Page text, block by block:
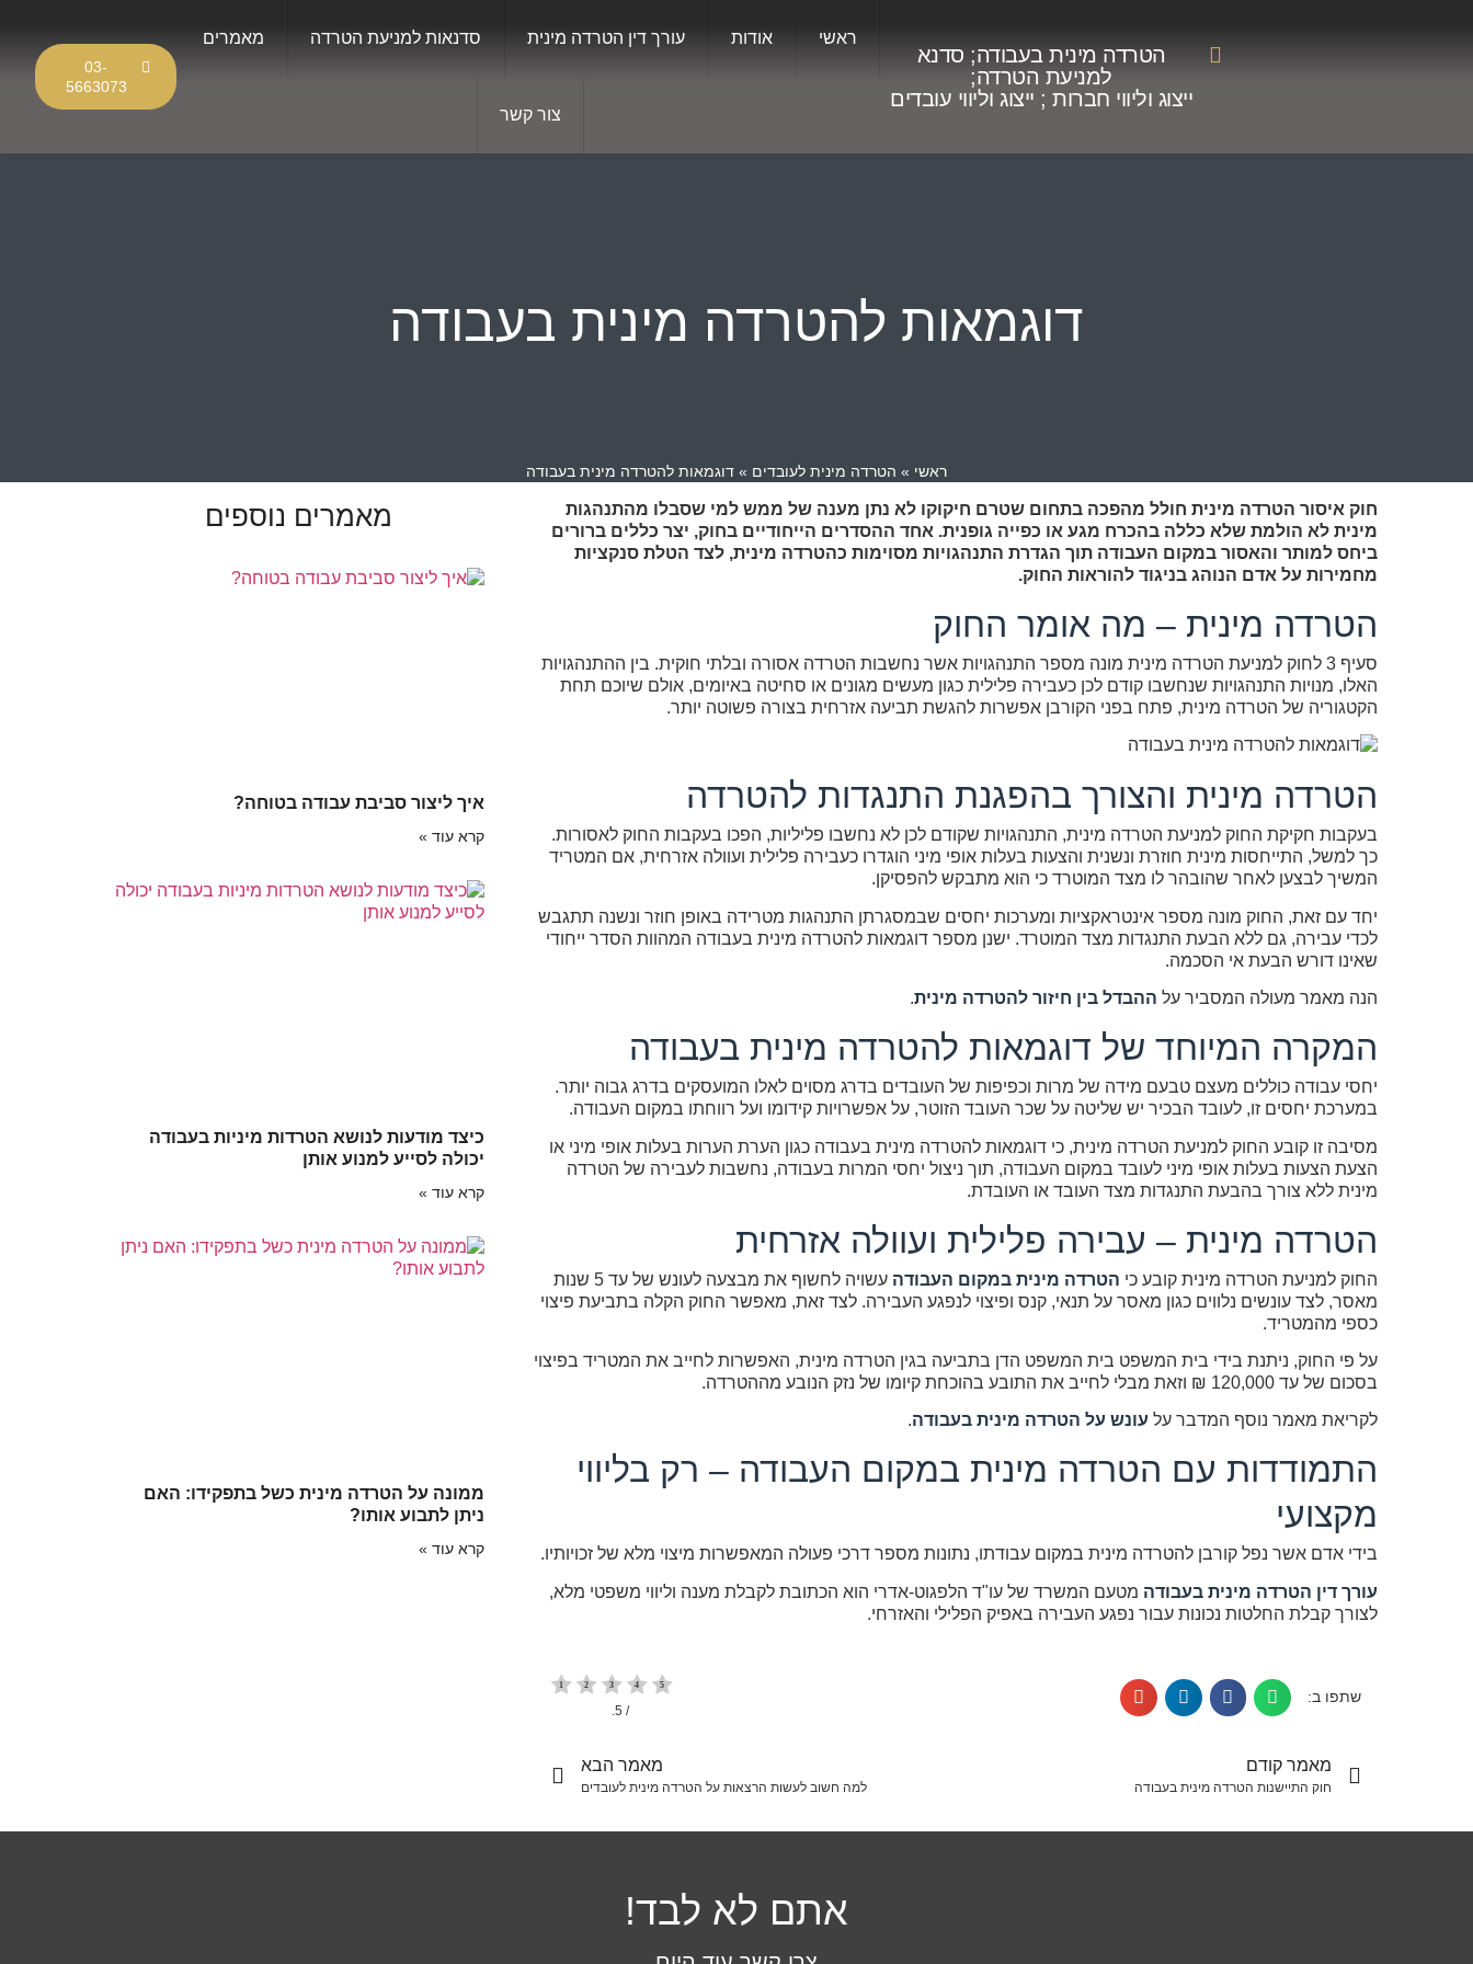
הטרדה מינית בעבודה; סדנא
למניעת הטרדה;
ייצוג וליווי חברות ; ייצוג וליווי עובדים
ראשי אודות עורך דין הטרדה מינית סדנאות למניעת הטרדה מאמרים
צור קשר
03-
5663073
דוגמאות להטרדה מינית בעבודה
ראשי » הטרדה מינית לעובדים » דוגמאות להטרדה מינית בעבודה
חוק איסור הטרדה מינית חולל מהפכה בתחום שטרם חיקוקו לא נתן מענה של ממש למי שסבלו מהתנהגות
מינית לא הולמת שלא כללה בהכרח מגע או כפייה גופנית. אחד ההסדרים הייחודיים בחוק, יצר כללים ברורים
ביחס למותר והאסור במקום העבודה תוך הגדרת התנהגויות מסוימות כהטרדה מינית, לצד הטלת סנקציות
מחמירות על אדם הנוהג בניגוד להוראות החוק.
הטרדה מינית – מה אומר החוק
סעיף 3 לחוק למניעת הטרדה מינית מונה מספר התנהגויות אשר נחשבות הטרדה אסורה ובלתי חוקית. בין ההתנהגויות
האלו, מנויות התנהגויות שנחשבו קודם לכן כעבירה פלילית כגון מעשים מגונים או סחיטה באיומים, אולם שיוכם תחת
הקטגוריה של הטרדה מינית, פתח בפני הקורבן אפשרות להגשת תביעה אזרחית בצורה פשוטה יותר.
הטרדה מינית והצורך בהפגנת התנגדות להטרדה
בעקבות חקיקת החוק למניעת הטרדה מינית, התנהגויות שקודם לכן לא נחשבו פליליות, הפכו בעקבות החוק לאסורות.
כך למשל, התייחסות מינית חוזרת ונשנית והצעות בעלות אופי מיני הוגדרו כעבירה פלילית ועוולה אזרחית, אם המטריד
המשיך לבצען לאחר שהובהר לו מצד המוטרד כי הוא מתבקש להפסיקן.
יחד עם זאת, החוק מונה מספר אינטראקציות ומערכות יחסים שבמסגרתן התנהגות מטרידה באופן חוזר ונשנה תתגבש
לכדי עבירה, גם ללא הבעת התנגדות מצד המוטרד. ישנן מספר דוגמאות להטרדה מינית בעבודה המהוות הסדר ייחודי
שאינו דורש הבעת אי הסכמה.
הנה מאמר מעולה המסביר על ההבדל בין חיזור להטרדה מינית.
המקרה המיוחד של דוגמאות להטרדה מינית בעבודה
יחסי עבודה כוללים מעצם טבעם מידה של מרות וכפיפות של העובדים בדרג מסוים לאלו המועסקים בדרג גבוה יותר.
במערכת יחסים זו, לעובד הבכיר יש שליטה על שכר העובד הזוטר, על אפשרויות קידומו ועל רווחתו במקום העבודה.
מסיבה זו קובע החוק למניעת הטרדה מינית, כי דוגמאות להטרדה מינית בעבודה כגון הערת הערות בעלות אופי מיני או
הצעת הצעות בעלות אופי מיני לעובד במקום העבודה, תוך ניצול יחסי המרות בעבודה, נחשבות לעבירה של הטרדה
מינית ללא צורך בהבעת התנגדות מצד העובד או העובדת.
הטרדה מינית – עבירה פלילית ועוולה אזרחית
החוק למניעת הטרדה מינית קובע כי הטרדה מינית במקום העבודה
עשויה לחשוף את מבצעה לעונש של עד 5 שנות
מאסר, לצד עונשים נלווים כגון מאסר על תנאי, קנס ופיצוי לנפגע העבירה. לצד זאת, מאפשר החוק הקלה בתביעת פיצוי
כספי מהמטריד.
על פי החוק, ניתנת בידי בית המשפט בית המשפט הדן בתביעה בגין הטרדה מינית, האפשרות לחייב את המטריד בפיצוי
בסכום של עד 120,000 ₪ וזאת מבלי לחייב את התובע בהוכחת קיומו של נזק הנובע מההטרדה.
לקריאת מאמר נוסף המדבר על עונש על הטרדה מינית בעבודה.
התמודדות עם הטרדה מינית במקום העבודה – רק בליווי
מקצועי
בידי אדם אשר נפל קורבן להטרדה מינית במקום עבודתו, נתונות מספר דרכי פעולה המאפשרות מיצוי מלא של זכויותיו.
עורך דין הטרדה מינית בעבודה מטעם המשרד של עו"ד הלפגוט-אדרי הוא הכתובת לקבלת מענה וליווי משפטי מלא,
לצורך קבלת החלטות נכונות עבור נפגע העבירה באפיק הפלילי והאזרחי.
שתפו ב:
/ 5.
מאמר קודם
חוק התיישנות הטרדה מינית בעבודה
מאמר הבא
למה חשוב לעשות הרצאות על הטרדה מינית לעובדים
מאמרים נוספים
איך ליצור סביבת עבודה בטוחה?
קרא עוד »
כיצד מודעות לנושא הטרדות מיניות בעבודה
יכולה לסייע למנוע אותן
קרא עוד »
ממונה על הטרדה מינית כשל בתפקידו: האם
ניתן לתבוע אותו?
קרא עוד »
אתם לא לבד!